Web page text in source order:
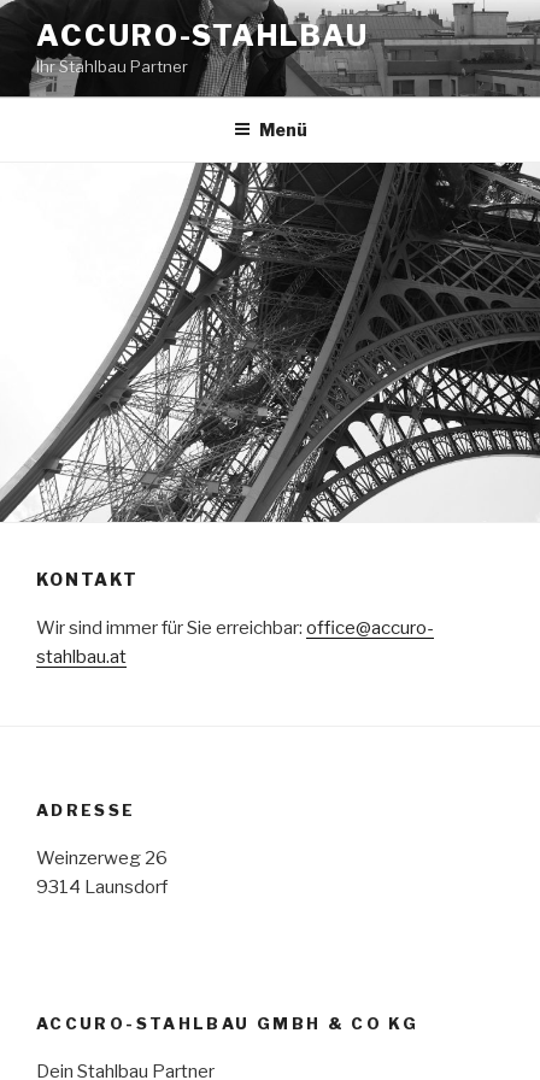
Zum
Inhalt
springen
ACCURO-STAHLBAU
Ihr Stahlbau Partner
Menü
KONTAKT
Wir sind immer für Sie erreichbar: office@accuro-
stahlbau.at
ADRESSE
Weinzerweg 26
9314 Launsdorf
ACCURO-STAHLBAU GMBH & CO KG
Dein Stahlbau Partner